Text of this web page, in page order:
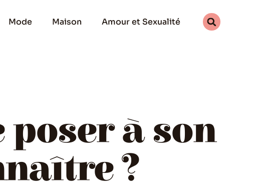
Mode Maison Amour et Sexualité
à son
?